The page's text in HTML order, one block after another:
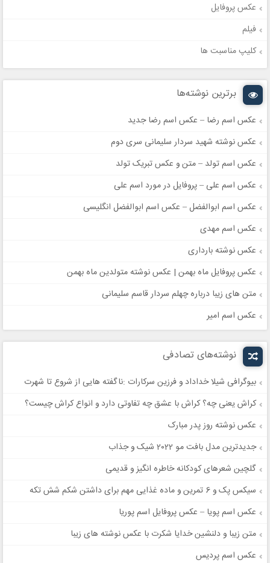
عکس پروفایل
فیلم
کلیپ مناسبت ها
برترین نوشته‌ها
عکس اسم رضا – عکس اسم رضا جدید
عکس نوشته شهید سردار سلیمانی سری دوم
عکس اسم تولد – متن و عکس تبریک تولد
عکس اسم علی – پروفایل در مورد اسم علی
عکس اسم ابوالفضل – عکس اسم ابوالفضل انگلیسی
عکس اسم مهدی
عکس نوشته بارداری
عکس پروفایل ماه بهمن | عکس نوشته متولدین ماه بهمن
متن های زیبا درباره چهلم سردار قاسم سلیمانی
عکس اسم امیر
نوشته‌های تصادفی
بیوگرافی شیلا خداداد و فرزین سرکارات :ناگفته هایی از شروع تا شهرت
کراش یعنی چه؟ کراش با عشق چه تفاوتی دارد و انواع کراش چیست؟
عکس نوشته روز پدر مبارک
جدیدترین مدل بافت مو 2022 شیک و جذاب
گلچین شعرهای کودکانه خاطره انگیز و قدیمی
سیکس پک و 6 تمرین و ماده غذایی مهم برای داشتن شکم شش تکه
عکس اسم پویا – عکس پروفایل اسم پوریا
متن زیبا و دلنشین خدایا شکرت با عکس نوشته های زیبا
عکس اسم پردیس